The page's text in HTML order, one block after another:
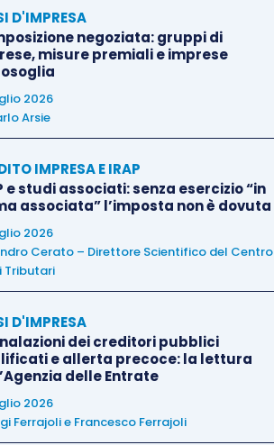
D'IMPRESA
negoziata: gruppi di
misure premiali e imprese
2026
Arsie
IMPRESA E IRAP
e studi associati: senza esercizio “in
associata” l’imposta non è dovuta
2026
Cerato – Direttore Scientifico del Centro
Tributari
D'IMPRESA
dei creditori pubblici
e allerta precoce: la lettura
delle Entrate
2026
Ferrajolie Francesco Ferrajoli